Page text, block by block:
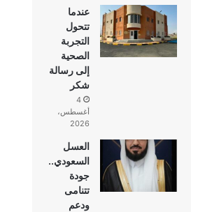
عندما
تتحول
التجربة
الصحية
إلى رسالة
شكر
4
أغسطس،
2026
العسل
السعودي..
جودة
تتنامى
ودعم